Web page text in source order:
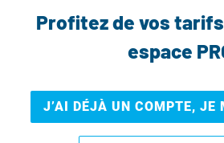
Profitez de vos
espace
J’AI DÉJÀ UN COMPTE, JE